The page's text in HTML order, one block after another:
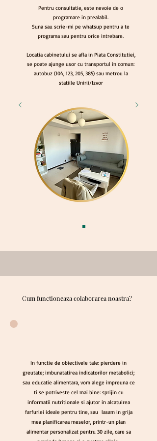
Pentru consultatie, este nevoie de o
programare in prealabil.
Suna sau scrie-mi pe whatsup pentru a te
programa sau pentru orice intrebare.
Locatia cabinetului se afla in Piata Constitutiei,
se poate ajunge usor cu transportul in comun:
autobuz (104, 123, 205, 385) sau metrou la
statiile Unirii/Izvor
Cum functioneaza colaborarea noastra?
Cum functioneaza colaborarea noastra?
In functie de obiectivele tale: pierdere in
greutate; imbunatatirea indicatorilor metabolici;
sau educatie alimentara, vom alege impreuna ce
ti se potriveste cel mai bine: sprijin cu
informatii nutritionale si ajutor in alcatuirea
farfuriei ideale pentru tine, sau lasam in grija
mea planificarea meselor, printr-un plan
alimentar personalizat pentru 30 zile, care sa